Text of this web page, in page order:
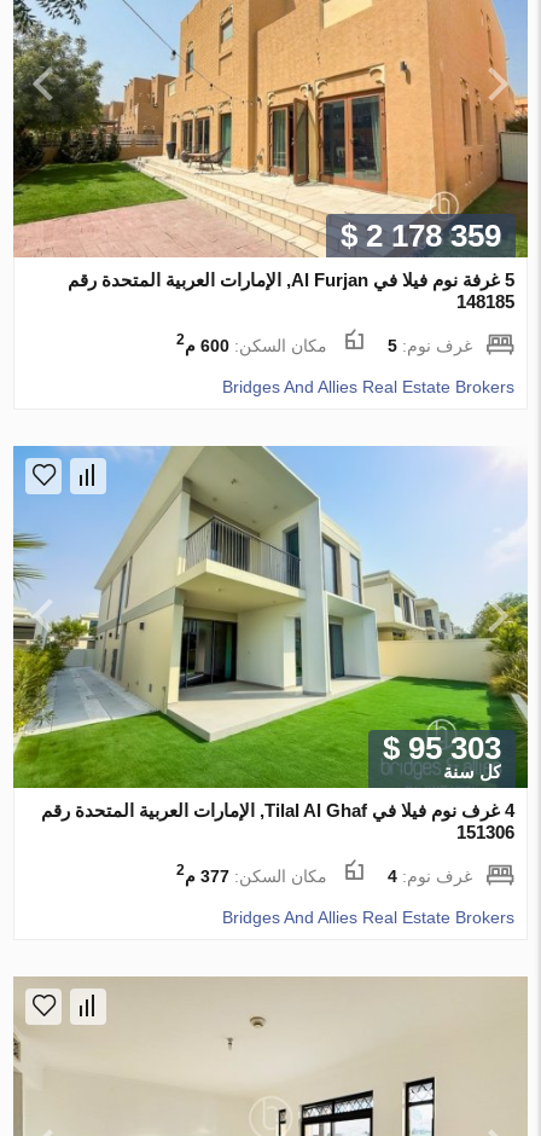
$ 2 178 359
5 غرفة نوم فيلا في Al Furjan, الإمارات العربية المتحدة رقم
148185
غرف نوم:5 مكان السكن:600 م 2
Bridges And Allies Real Estate Brokers
$ 95 303
كل سنة
4 غرف نوم فيلا في Tilal Al Ghaf, الإمارات العربية المتحدة رقم
151306
غرف نوم:4 مكان السكن:377 م 2
Bridges And Allies Real Estate Brokers